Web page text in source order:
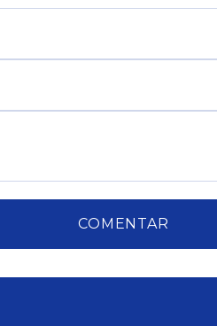
COMENTAR